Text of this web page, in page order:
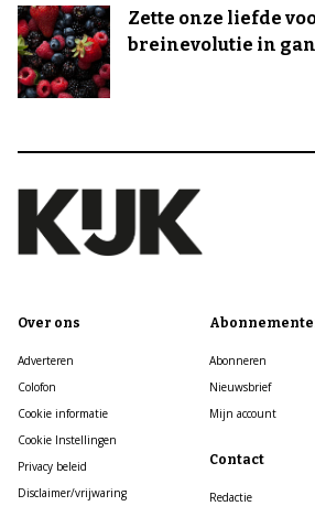
Zette onze liefde
breinevolutie in
Over ons
Adverteren
Colofon
Cookie informatie
Cookie Instellingen
Privacy beleid
Disclaimer/vrijwaring
Abonneren
Nieuwsbrief
Mijn account
Contact
Redactie